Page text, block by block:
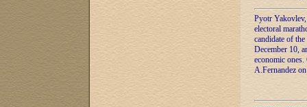
Pyotr
electoral
candidate of
December 10,
economic
A.Fernandez